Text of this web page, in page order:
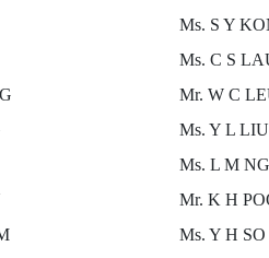
Ms. S Y
Ms. C S
Mr. W C
Ms. Y L LIU
Ms. L M
Mr. K H
Ms. Y H SO